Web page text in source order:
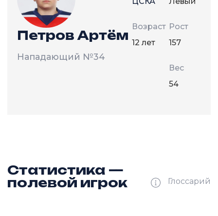
Петров Артём
Нападающий №34
Возраст
12 лет
Рост
157
Вес
54
Статистика —
полевой игрок
Глоссарий